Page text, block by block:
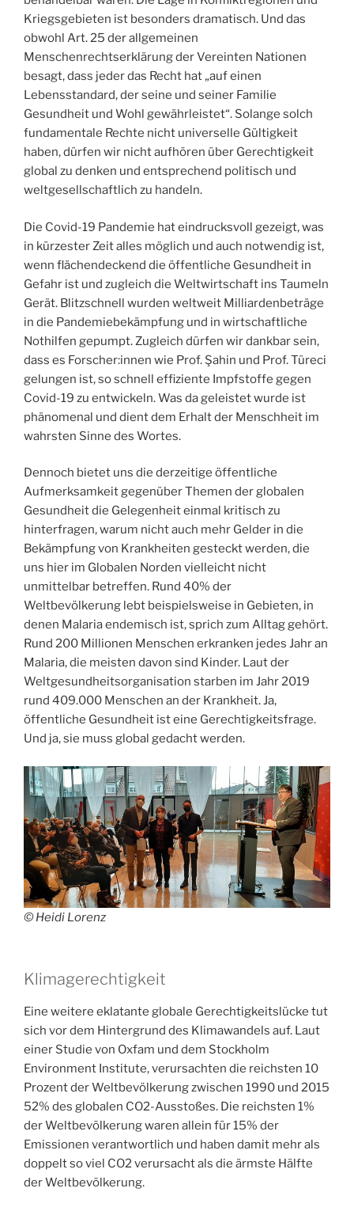
Kriegsgebieten ist besonders dramatisch. Und das
obwohl Art. 25 der allgemeinen
Menschenrechtserklärung der Vereinten Nationen
besagt, dass jeder das Recht hat „auf einen
Lebensstandard, der seine und seiner Familie
Gesundheit und Wohl gewährleistet“. Solange solch
fundamentale Rechte nicht universelle Gültigkeit
haben, dürfen wir nicht aufhören über Gerechtigkeit
global zu denken und entsprechend politisch und
weltgesellschaftlich zu handeln.
Die Covid-19 Pandemie hat eindrucksvoll gezeigt, was
in kürzester Zeit alles möglich und auch notwendig ist,
wenn flächendeckend die öffentliche Gesundheit in
Gefahr ist und zugleich die Weltwirtschaft ins Taumeln
Gerät. Blitzschnell wurden weltweit Milliardenbeträge
in die Pandemiebekämpfung und in wirtschaftliche
Nothilfen gepumpt. Zugleich dürfen wir dankbar sein,
dass es Forscher:innen wie Prof. Şahin und Prof. Türeci
gelungen ist, so schnell effiziente Impfstoffe gegen
Covid-19 zu entwickeln. Was da geleistet wurde ist
phänomenal und dient dem Erhalt der Menschheit im
wahrsten Sinne des Wortes.
Dennoch bietet uns die derzeitige öffentliche
Aufmerksamkeit gegenüber Themen der globalen
Gesundheit die Gelegenheit einmal kritisch zu
hinterfragen, warum nicht auch mehr Gelder in die
Bekämpfung von Krankheiten gesteckt werden, die
uns hier im Globalen Norden vielleicht nicht
unmittelbar betreffen. Rund 40% der
Weltbevölkerung lebt beispielsweise in Gebieten, in
denen Malaria endemisch ist, sprich zum Alltag gehört.
Rund 200 Millionen Menschen erkranken jedes Jahr an
Malaria, die meisten davon sind Kinder. Laut der
Weltgesundheitsorganisation starben im Jahr 2019
rund 409.000 Menschen an der Krankheit. Ja,
öffentliche Gesundheit ist eine Gerechtigkeitsfrage.
Und ja, sie muss global gedacht werden.
© Heidi Lorenz
Klimagerechtigkeit
Eine weitere eklatante globale Gerechtigkeitslücke tut
sich vor dem Hintergrund des Klimawandels auf. Laut
einer Studie von Oxfam und dem Stockholm
Environment Institute, verursachten die reichsten 10
Prozent der Weltbevölkerung zwischen 1990 und 2015
52% des globalen CO2-Ausstoßes. Die reichsten 1%
der Weltbevölkerung waren allein für 15% der
Emissionen verantwortlich und haben damit mehr als
doppelt so viel CO2 verursacht als die ärmste Hälfte
der Weltbevölkerung.